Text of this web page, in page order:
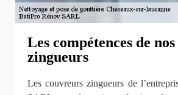
Les compétences de
zingueurs
Les couvreurs zingueurs de